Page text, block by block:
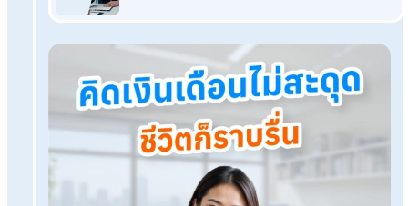
โปรแกรมเงินเดือน HumanSoft
ทดลองใช้ฟรี 30 วัน ครบทุกฟังก์ชัน
บริการขึ้นระบบ ฟรี ไม่มีค่าใช้จ่ายใดๆ ทั้งสิ้น ยกเลิกเมื่อไหร่ก็ได้
ทดลองใช้งานฟรี